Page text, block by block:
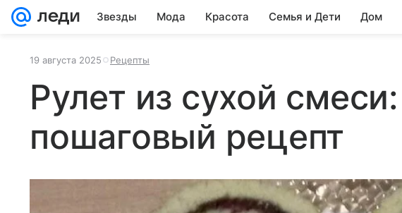
Звезды Мода Красота Семья и Дети Дом
19 августа 2025 Рецепты
Рулет из сухой смеси:
пошаговый рецепт